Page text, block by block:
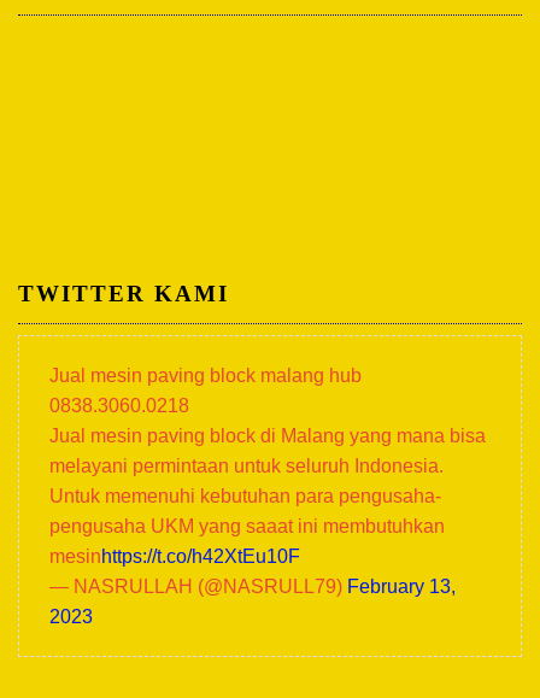
TWITTER KAMI
Jual mesin paving block malang hub
0838.3060.0218
Jual mesin paving block di Malang yang mana bisa
melayani permintaan untuk seluruh Indonesia.
Untuk memenuhi kebutuhan para pengusaha-
pengusaha UKM yang saaat ini membutuhkan
mesinhttps://t.co/h42XtEu10F
— NASRULLAH (@NASRULL79) February 13,
2023